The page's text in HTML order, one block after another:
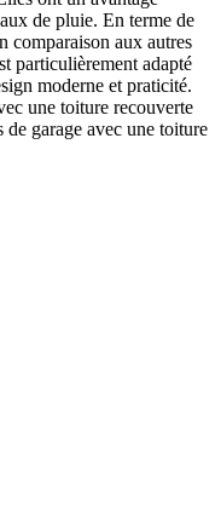
de pluie. En terme de
comparaison aux autres
particulièrement adapté
moderne et praticité.
une toiture recouverte
garage avec une toiture